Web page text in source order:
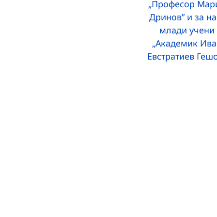
„Професор
Дринов” и за
млади учени
„Академик
Евстратиев